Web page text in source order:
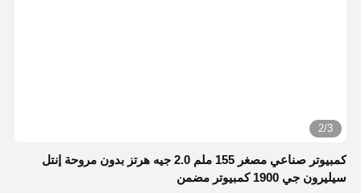
2/3
كمبيوتر صناعي مصغر 155 ملم 2.0 جيه هرتز بدون مروحة إنتل
سيليرون جي 1900 كمبيوتر مضمن